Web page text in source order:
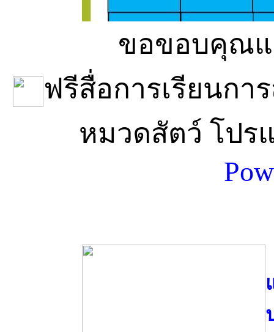
ขอขอบคุณแ
ฟรีสื่อการเรียนกา
หมวดสัตว์ โปร